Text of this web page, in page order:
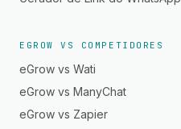
EGROW VS COMPETIDORES
eGrow vs Wati
eGrow vs ManyChat
eGrow vs Zapier